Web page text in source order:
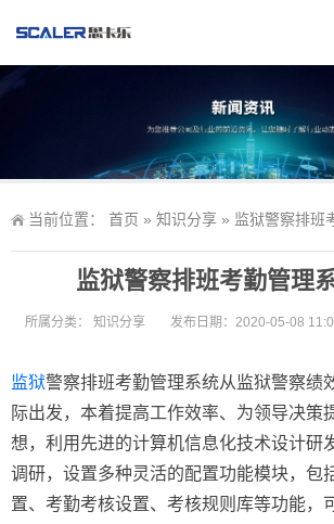
当前位置： 首页 » 知识分享 » 监狱警察排班
监狱警察排班考勤管理
所属分类： 知识分享 发布日期：2020-05-08
监狱警察排班考勤管理系统从监狱警察绩
际出发，本着提高工作效率、为领导决策
想，利用先进的计算机信息化技术设计研
调研，设置多种灵活的配置功能模块，包
置、考勤考核设置、考核规则库等功能，